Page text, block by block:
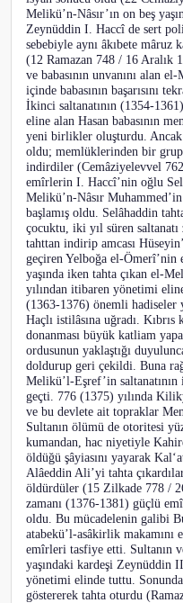
Melikü’n-Nâsır’ın on beş
Zeynüddin I. Haccî de sert
sebebiyle aynı âkıbete
(12 Ramazan 748 / 16 Aralık
ve babasının unvanını alan
içinde babasının başarısını
İkinci saltanatının (1354-
eline alan Hasan babasının
yeni birlikler oluşturdu. Ancak
oldu; memlüklerinden bir
indirdiler (Cemâziyelevvel
emîrlerin I. Haccî’nin oğlu
Melikü’n-Nâsır
başlamış oldu. Selâhaddin
çocuktu, iki yıl süren saltanatı
tahttan indirip amcası
geçiren Yelboğa el-Ömerî’nin
yaşında iken tahta çıkan el-
yılından itibaren yönetimi
(1363-1376) önemli hadiseler
Haçlı istilâsına uğradı. Kıbrıs
donanması büyük katliam
ordusunun yaklaştığı
doldurup geri çekildi. Buna
Melikü’l-Eşref’in
geçti. 776 (1375) yılında
ve bu devlete ait topraklar
Sultanın ölümü de otoritesi
kumandan, hac niyetiyle
öldüğü şâyiasını yayarak
Alâeddin Ali’yi tahta
öldürdüler (15 Zilkade 778 /
zamanı (1376-1381) güçlü
oldu. Bu mücadelenin galibi
atabekü’l-asâkirlik makamını
emîrleri tasfiye etti. Sultanın
yaşındaki kardeşi Zeynüddin
yönetimi elinde tuttu.
göstererek tahta oturdu